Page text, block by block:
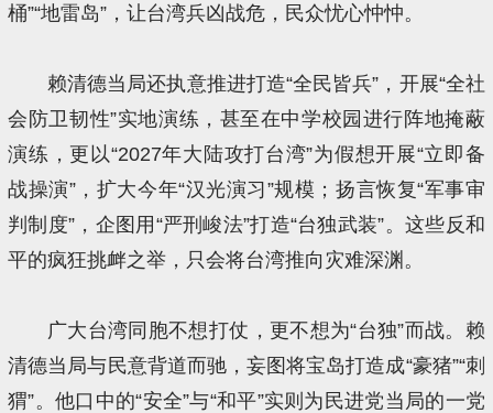
桶”“地雷岛”，让台湾兵凶战危，民众忧心忡忡。
赖清德当局还执意推进打造“全民皆兵”，开展“全社
会防卫韧性”实地演练，甚至在中学校园进行阵地掩蔽
演练，更以“2027年大陆攻打台湾”为假想开展“立即备
战操演”，扩大今年“汉光演习”规模；扬言恢复“军事审
判制度”，企图用“严刑峻法”打造“台独武装”。这些反和
平的疯狂挑衅之举，只会将台湾推向灾难深渊。
广大台湾同胞不想打仗，更不想为“台独”而战。赖
清德当局与民意背道而驰，妄图将宝岛打造成“豪猪”“刺
猬”。他口中的“安全”与“和平”实则为民进党当局的一党